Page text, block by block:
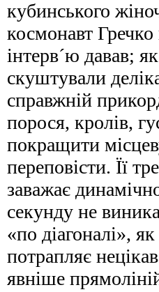
кубинського
космонавт Гречко
інтерв´ю давав;
скуштували
справжній
порося, кролів,
покращити
переповісти. Її
заважає
секунду не
«по діагоналі»,
потрапляє
явніше